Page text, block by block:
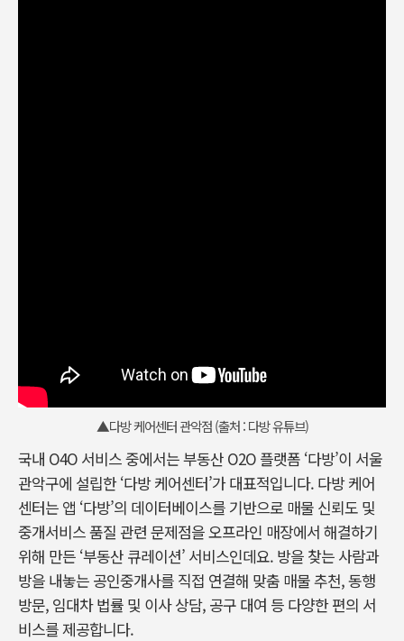
▲다방 케어센터 관악점 (출처 : 다방 유튜브)
국내 O4O 서비스 중에서는 부동산 O2O 플랫폼 ‘다방’이 서울
관악구에 설립한 ‘다방 케어센터’가 대표적입니다. 다방 케어
센터는 앱 ‘다방’의 데이터베이스를 기반으로 매물 신뢰도 및
중개서비스 품질 관련 문제점을 오프라인 매장에서 해결하기
위해 만든 ‘부동산 큐레이션’ 서비스인데요. 방을 찾는 사람과
방을 내놓는 공인중개사를 직접 연결해 맞춤 매물 추천, 동행
방문, 임대차 법률 및 이사 상담, 공구 대여 등 다양한 편의 서
비스를 제공합니다.